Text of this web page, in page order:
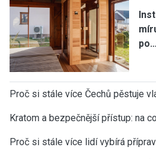
po…
Proč si stále více Čechů pěstuje
Kratom a bezpečnější přístup: na
Proč si stále více lidí vybírá